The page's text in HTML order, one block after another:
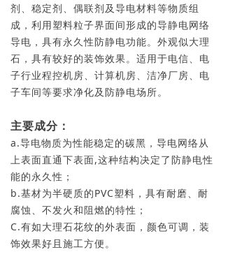
剂、稳定剂、偶联剂及导电材料等物质组
成，利用塑料粒子界面间形成的导静电网络
导电，具有永久性防静电功能。外观似大理
石，具有较好的装饰效果。适用于电信、电
子行业程控机房、计算机房、洁净厂房、电
子车间等要求净化及防静电场所。
主要成分：
a.导电物质为性能稳定的碳黑，导电网络从
上表面直通下表面,这种结构决定了防静电性
能的永久性；
b.基材为半硬质的PVC塑料，具有耐磨、耐
腐蚀、不发火和阻燃的特性；
C.有如大理石花纹的外表面，颜色可调，装
饰效果好且施工方便。